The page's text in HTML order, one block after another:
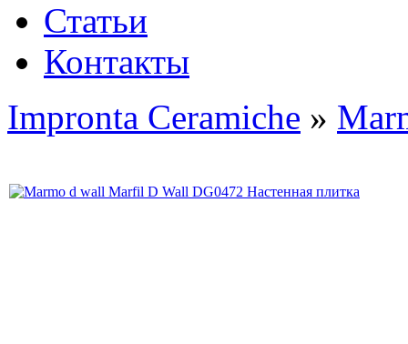
Статьи
Контакты
Impronta Ceramiche »